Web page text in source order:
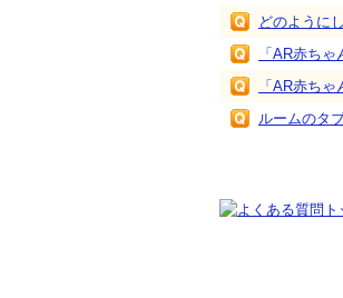
どのように
「AR赤ち
「AR赤ち
ルームのタ